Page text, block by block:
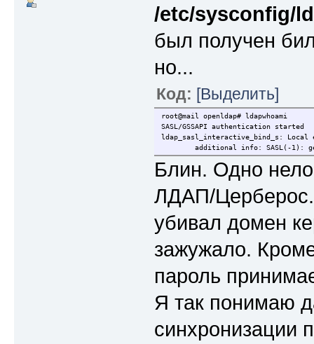
/etc/sysconfig/
был получен
но...
Код: [Выделить]
root@mail openldap# ldapwhoami
SASL/GSSAPI authentication started
ldap_sasl_interactive_bind_s:
additional info: SASL(-1): generic
Блин. Одно
ЛДАП/Церберос.
убивал домен
зажужало.
пароль
Я так понимаю
синхронизации